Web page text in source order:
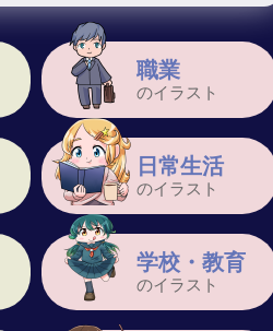
職業
のイラスト
日常生活
のイラスト
学校・教育
のイラスト